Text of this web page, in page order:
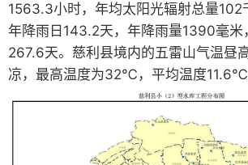
1563.3小时，年均太阳光辐射总量102
年降雨日143.2天，年降雨量1390毫米
267.6天。慈利县境内的五雷山气温昼
凉，最高温度为32℃，平均温度11.6℃